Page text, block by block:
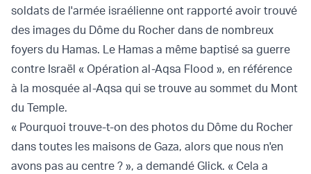
soldats de l'armée israélienne ont rapporté avoir trouvé
des images du Dôme du Rocher dans de nombreux
foyers du Hamas. Le Hamas a même baptisé sa guerre
contre Israël « Opération al-Aqsa Flood », en référence
à la mosquée al-Aqsa qui se trouve au sommet du Mont
du Temple.
« Pourquoi trouve-t-on des photos du Dôme du Rocher
dans toutes les maisons de Gaza, alors que nous n'en
avons pas au centre ? », a demandé Glick. « Cela a